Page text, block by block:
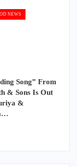
NEWS
Song” From
& Sons Is Out
&